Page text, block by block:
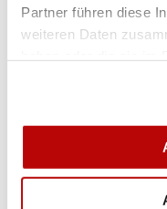
Partner führen diese
weiteren Daten
TAG
ISSF Junior
ISSF Junior